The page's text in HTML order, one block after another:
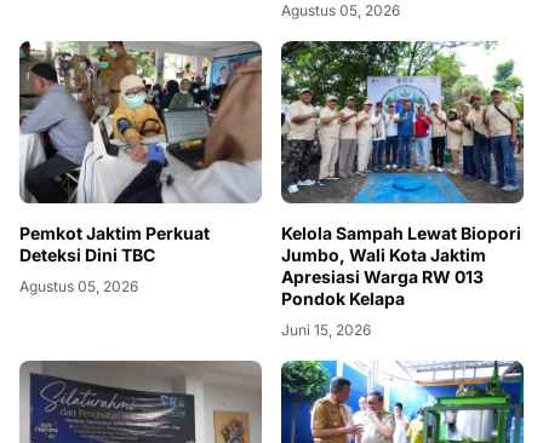
Agustus 05, 2026
Pemkot Jaktim Perkuat
Deteksi Dini TBC
Agustus 05, 2026
Kelola Sampah Lewat Biopori
Jumbo, Wali Kota Jaktim
Apresiasi Warga RW 013
Pondok Kelapa
Juni 15, 2026